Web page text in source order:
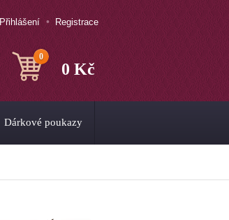
Přihlášení Registrace
0 Kč
0
Dárkové poukazy